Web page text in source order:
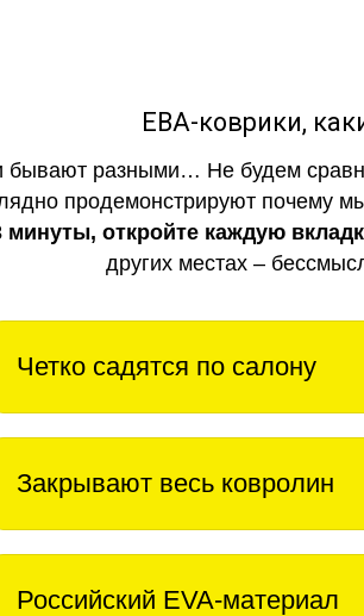
ЕВА-коврики,
бывают разными… Не будем
продемонстрируют почему
минуты, откройте каждую
других местах –
Четко садятся по салону
Закрывают весь ковролин
Российский EVA-материал